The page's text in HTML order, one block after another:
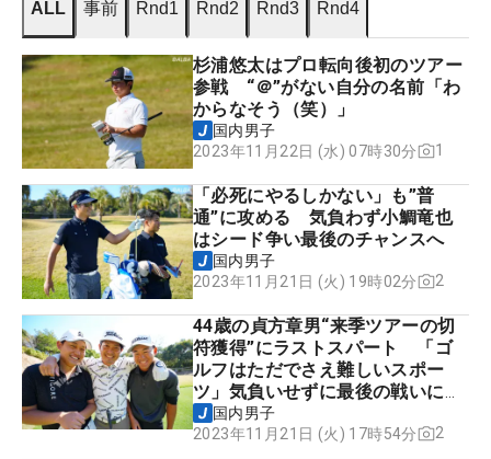
ALL 事前 Rnd1 Rnd2 Rnd3 Rnd4
杉浦悠太はプロ転向後初のツアー
参戦 “＠”がない自分の名前「わ
からなそう（笑）」
国内男子
2023年11月22日 (水) 07時30分
1
「必死にやるしかない」も”普
通”に攻める 気負わず小鯛竜也
はシード争い最後のチャンスへ
国内男子
2023年11月21日 (火) 19時02分
2
44歳の貞方章男“来季ツアーの切
符獲得”にラストスパート 「ゴ
ルフはただでさえ難しいスポー
ツ」気負いせずに最後の戦いに挑
む 国内男子
2023年11月21日 (火) 17時54分
2